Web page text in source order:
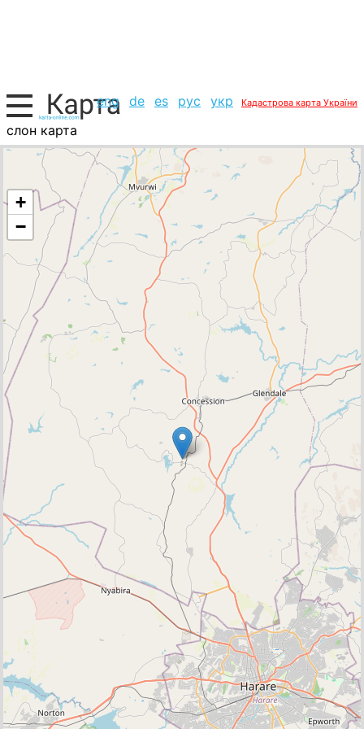
eng de es рус укр Кадастрова карта України
слон карта
Зімбабве, список міст
+
−